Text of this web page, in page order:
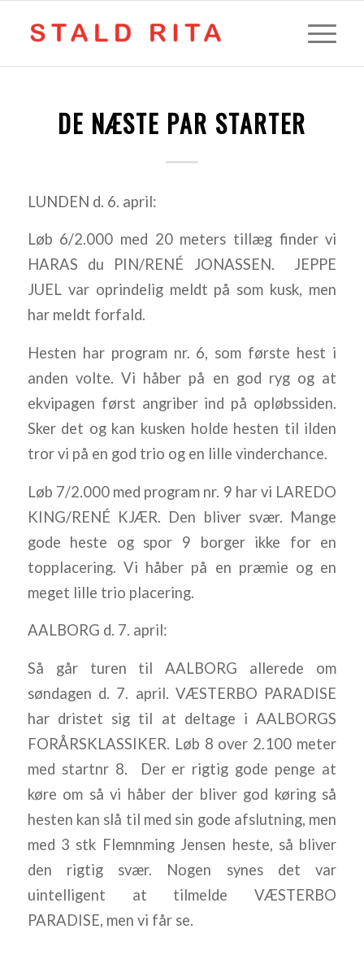
DE NÆSTE PAR STARTER
LUNDEN d. 6. april:
Løb 6/2.000 med 20 meters tillæg finder vi
HARAS du PIN/RENÉ JONASSEN. JEPPE
JUEL var oprindelig meldt på som kusk, men
har meldt forfald.
Hesten har program nr. 6, som første hest i
anden volte. Vi håber på en god ryg og at
ekvipagen først angriber ind på opløbssiden.
Sker det og kan kusken holde hesten til ilden
tror vi på en god trio og en lille vinderchance.
Løb 7/2.000 med program nr. 9 har vi LAREDO
KING/RENÉ KJÆR. Den bliver svær. Mange
gode heste og spor 9 borger ikke for en
topplacering. Vi håber på en præmie og en
meget lille trio placering.
AALBORG d. 7. april:
Så går turen til AALBORG allerede om
søndagen d. 7. april. VÆSTERBO PARADISE
har dristet sig til at deltage i AALBORGS
FORÅRSKLASSIKER. Løb 8 over 2.100 meter
med startnr 8. Der er rigtig gode penge at
køre om så vi håber der bliver god køring så
hesten kan slå til med sin gode afslutning, men
med 3 stk Flemnming Jensen heste, så bliver
den rigtig svær. Nogen synes det var
uintelligent at tilmelde VÆSTERBO
PARADISE, men vi får se.